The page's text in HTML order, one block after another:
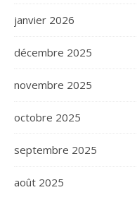
janvier 2026
décembre 2025
novembre 2025
octobre 2025
septembre 2025
août 2025